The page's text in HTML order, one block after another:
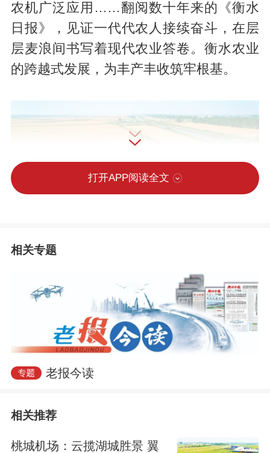
农机广泛应用……翻阅数十年来的《衡水
日报》，见证一代代农人接续奋斗，在层
层麦浪间书写着现代农业答卷。衡水农业
的跨越式发展，为丰产丰收筑牢根基。
2025年，我市粮食总产90.75亿斤，创历史新高。
芒种启三夏，麦熟遍湖城。岁月流
转，衡水小麦种植历经沧桑巨变。早年木
耧下种、辘轳提水，亩产二三百斤已是丰
水落地，小麦亩产千斤……衡水人的“饭
打开APP阅读全文
相关专题
老报今读
相关推荐
​桃城机场：云揽湖城胜景 翼